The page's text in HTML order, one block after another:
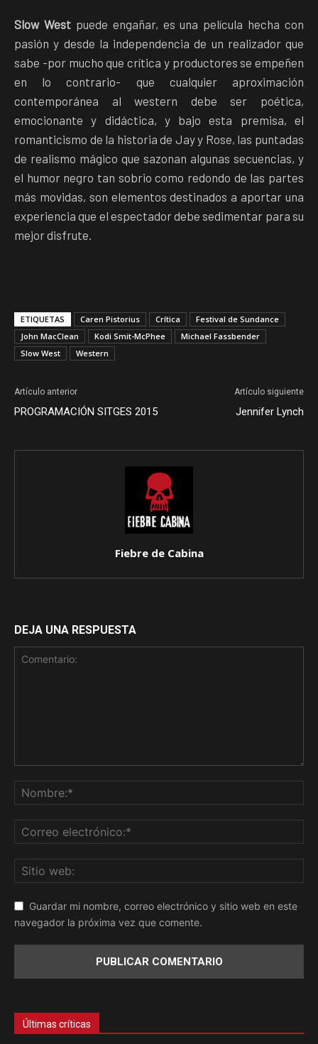
Slow Westpuede engañar, es una película hecha con
pasión y desde la independencia de un realizador que
sabe -por mucho que crítica y productores se empeñen
en lo contrario- que cualquier aproximación
contemporánea al western debe ser poética,
emocionante y didáctica, y bajo esta premisa, el
romanticismo de la historia de Jay y Rose, las puntadas
de realismo mágico que sazonan algunas secuencias, y
el humor negro tan sobrio como redondo de las partes
más movidas, son elementos destinados a aportar una
experiencia que el espectador debe sedimentar para su
mejor disfrute.
ETIQUETAS Caren Pistorius Crítica
Festival de Sundance
John MacClean
Kodi Smit-McPhee
Michael Fassbender
Slow West
Western
Artículo anterior
PROGRAMACIÓN SITGES 2015
Artículo siguiente
Jennifer Lynch
Fiebre de Cabina
DEJA UNA RESPUESTA
Guardar mi nombre, correo electrónico y sitio web en este
navegador la próxima vez que comente.
Últimas críticas